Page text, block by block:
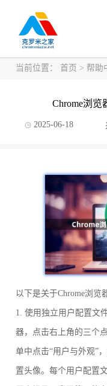
当前位置： 首页 > 帮助
Chrome浏
2025-06-18
以下是关于Chrome浏览
1. 使用独立用户配置文
器，点击右上角的三个
单中点击“用户与外观”
置头像。每个用户配置